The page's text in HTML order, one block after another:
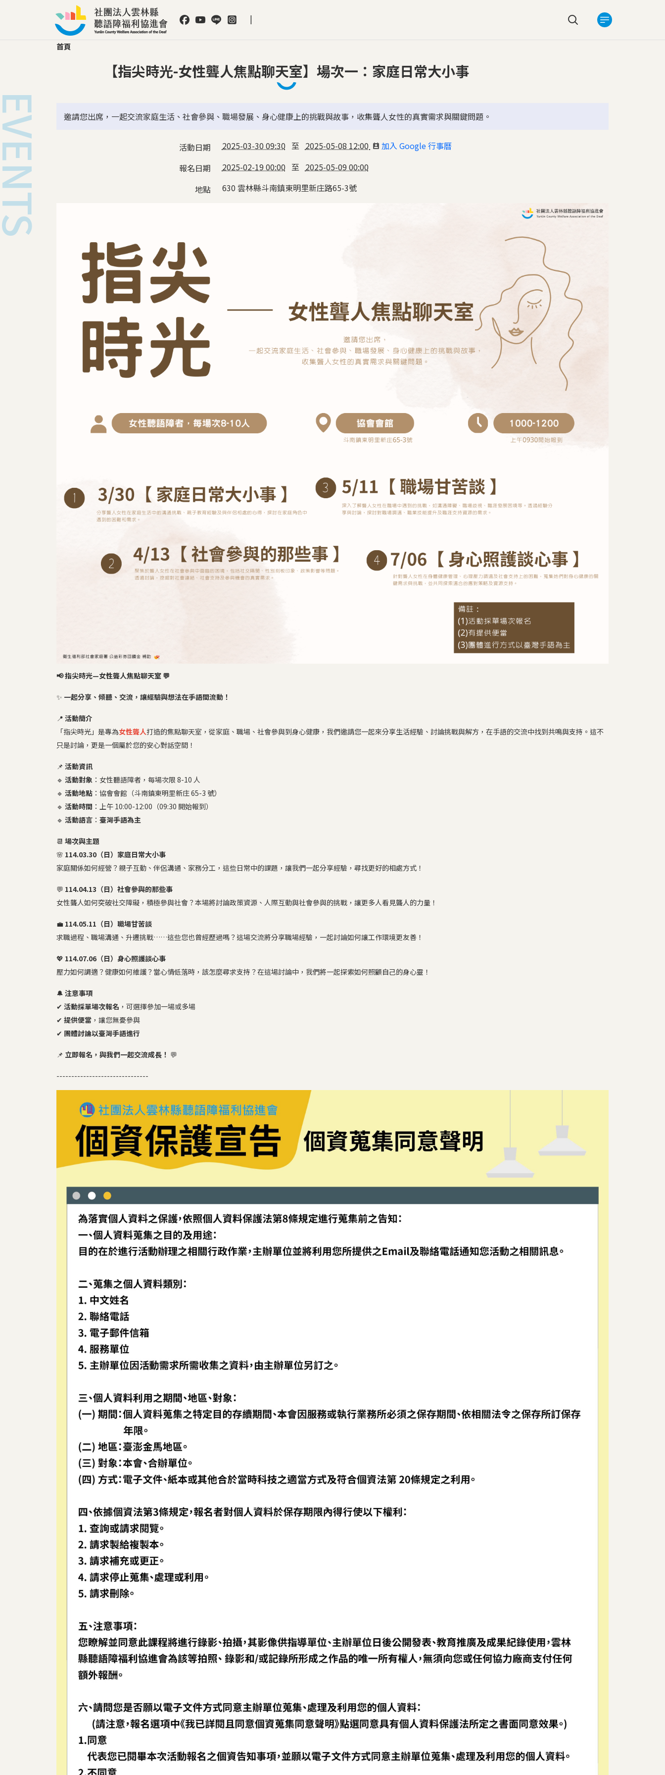
社群選單 搜尋選單
首頁
【指尖時光-女性聾人焦點聊天室】場次一：家庭日常大小事
邀請您出席，一起交流家庭生活、社會參與、職場發展、身心健康上的挑戰與故事，收集聾人女性的真實需求與關鍵問題。
活動日期 2025-03-30 09:30 至 2025-05-08 12:00
加入 Google 行事曆
報名日期
2025-02-19 00:00 至 2025-05-09 00:00
地點
630 雲林縣斗南鎮東明里新庄路65-3號
📢 指尖時光—女性聾人焦點聊天室 💬
✨ 一起分享、傾聽、交流，讓經驗與想法在手語間流動！
📍 活動簡介
「指尖時光」是專為女性聾人打造的焦點聊天室，從家庭、職場、社會參與到身心健康，我們邀請您一起來分享生活經驗、討論挑戰與解方，在手語的交流中找到共鳴與支持。這不
只是討論，更是一個屬於您的安心對話空間！
📌 活動資訊
🔹 活動對象 ：女性聽語障者，每場次限 8-10 人
🔹 活動地點 ：協會會館（斗南鎮東明里新庄 65-3 號）
🔹 活動時間 ：上午 10:00-12:00（09:30 開始報到）
🔹 活動語言 ： 臺灣手語為主
📆 場次與主題
🌸 114.03.30（日）家庭日常大小事
家庭關係如何經營？親子互動、伴侶溝通、家務分工，這些日常中的課題，讓我們一起分享經驗，尋找更好的相處方式！
💬 114.04.13（日）社會參與的那些事
女性聾人如何突破社交障礙，積極參與社會？本場將討論政策資源、人際互動與社會參與的挑戰，讓更多人看見聾人的力量！
💼 114.05.11（日）職場甘苦談
求職過程、職場溝通、升遷挑戰……這些您也曾經歷過嗎？這場交流將分享職場經驗，一起討論如何讓工作環境更友善！
💖 114.07.06（日）身心照護談心事
壓力如何調適？健康如何維護？當心情低落時，該怎麼尋求支持？在這場討論中，我們將一起探索如何照顧自己的身心靈！
🔔 注意事項
✔ 活動採單場次報名 ，可選擇參加一場或多場
✔ 提供便當 ，讓您無憂參與
✔ 團體討論以臺灣手語進行
📌 立即報名，與我們一起交流成長！ 💬
-------------------------------